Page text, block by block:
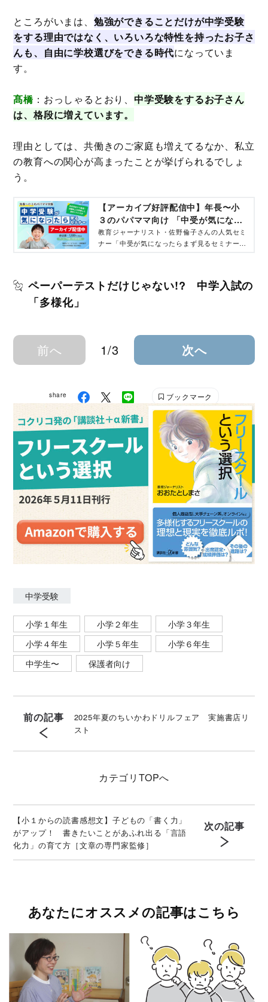
ところがいまは、 勉強ができることだけが中学受験
をする理由ではなく、いろいろな特性を持ったお子さ
んも、自由に学校選びをできる時代になっていま
す。
髙橋 ：おっしゃるとおり、中学受験をするお子さん
は、格段に増えています。
理由としては、共働きのご家庭も増えてるなか、私立
の教育への関心が高まったことが挙げられるでしょ
う。
【アーカイブ好評配信中】年長〜小
３のパパママ向け 「中受が気になっ
たらまず見るセミナー」
教育ジャーナリスト・佐野倫子さんの人気セミ
ナー「中受が気になったらまず見るセミナー」
ペーパーテストだけじゃない!? 中学入試の
「多様化」
前へ 1/3 次へ
share ブックマーク
中学受験
小学１年生 小学２年生
小学３年生
小学４年生
小学５年生
小学６年生
中学生〜
保護者向け
前の記事
2025年夏のちいかわドリルフェア 実施書店リ
スト
カテゴリ TOPへ
【小１からの読書感想文】子どもの「書く力」
がアップ！ 書きたいことがあふれ出る「言語
化力」の育て方［文章の専門家監修］
次の記事
あなたにオススメの記事はこちら